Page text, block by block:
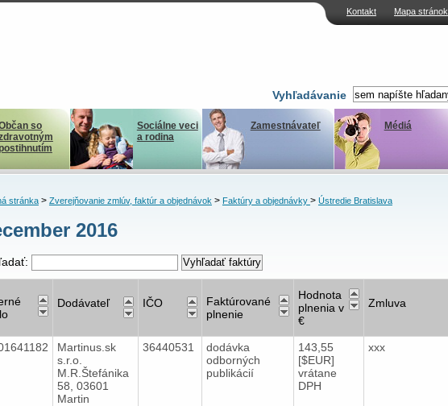
Kontakt Mapa stránok
Vyhľadávanie
so
Sociálne veci
a rodina
Zamestnávateľ Médiá
stránka> Zverejňovanie zmlúv, faktúr a objednávok> Faktúry a objednávky > Ústredie Bratislava
2016
Dodávateľ IČO
Faktúrované
plnenie
Hodnota
plnenia v
€
Zmluva
Martinus.sk
s.r.o.
M.R.Štefánika
58, 03601
Martin
36440531
dodávka
odborných
publikácií
143,55
[$EUR]
vrátane
DPH
xxx